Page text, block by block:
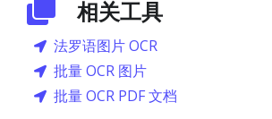
相关工具
法罗语图片 OCR
批量 OCR 图片
批量 OCR PDF 文档